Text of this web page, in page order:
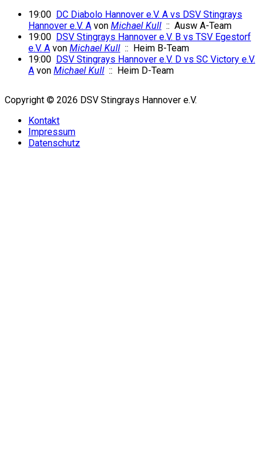
19:00 DC Diabolo Hannover e.V. A vs DSV Stingrays
Hannover e.V. A von Michael Kull :: Ausw A-Team
19:00 DSV Stingrays Hannover e.V. B vs TSV Egestorf
e.V. A von Michael Kull :: Heim B-Team
19:00 DSV Stingrays Hannover e.V. D vs SC Victory e.V.
A von Michael Kull :: Heim D-Team
Copyright © 2026 DSV Stingrays Hannover e.V.
Kontakt
Impressum
Datenschutz